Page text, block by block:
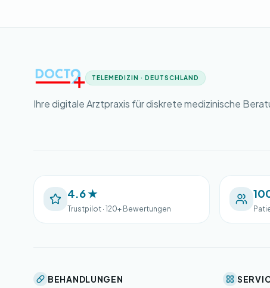
TELEMEDIZIN · DEUTSCHLAND
Ihre digitale Arztpraxis für diskrete medizinische
4.6 ★
Trustpilot · 120+ Bewertungen
BEHANDLUNGEN